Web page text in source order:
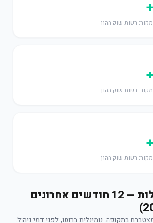
רשות שוק ההון
רשות שוק ההון
רשות שוק ההון
קופות מובילות — 12 חודשים אחרונים
בתקופה. נומינלית ברוטו, לפני דמי ניהול.